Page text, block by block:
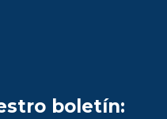
boletín: